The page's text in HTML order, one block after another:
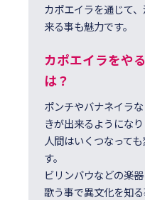
カポエイラを通じて
来る事も魅力です。
カポエイラをや
は？
ポンチやバナネイラ
きが出来るようになり
人間はいくつなって
す。
ビリンバウなどの楽
歌う事で異文化を知る